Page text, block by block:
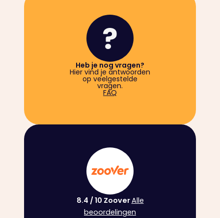
Heb je nog vragen?
Hier vind je antwoorden
op veelgestelde
vragen.
FAQ
8.4 / 10 Zoover ‍Alle
beoordelingen